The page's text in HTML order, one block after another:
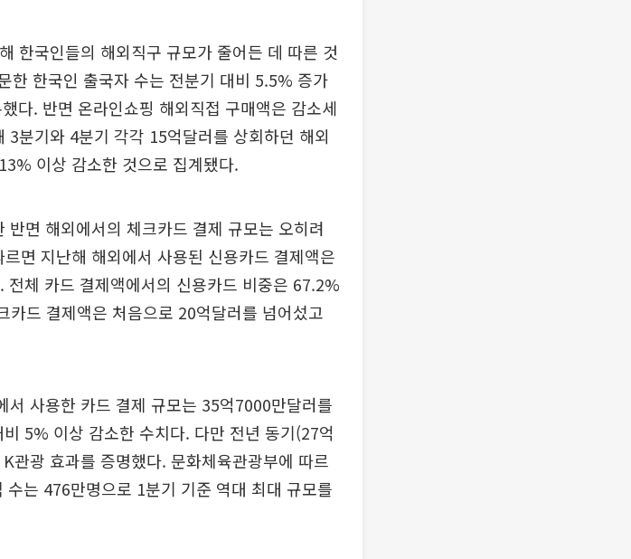
한국인들의 해외직구 규모가 줄어든 데 따른 것
한 한국인 출국자 수는 전분기 대비 5.5% 증가
다. 반면 온라인쇼핑 해외직접 구매액은 감소세
분기와 4분기 각각 15억달러를 상회하던 해외
이상 감소한 것으로 집계됐다.
면 해외에서의 체크카드 결제 규모는 오히려
면 지난해 해외에서 사용된 신용카드 결제액은
체 카드 결제액에서의 신용카드 비중은 67.2%
드 결제액은 처음으로 20억달러를 넘어섰고
사용한 카드 결제 규모는 35억7000만달러를
5% 이상 감소한 수치다. 다만 전년 동기(27억
관광 효과를 증명했다. 문화체육관광부에 따르
는 476만명으로 1분기 기준 역대 최대 규모를